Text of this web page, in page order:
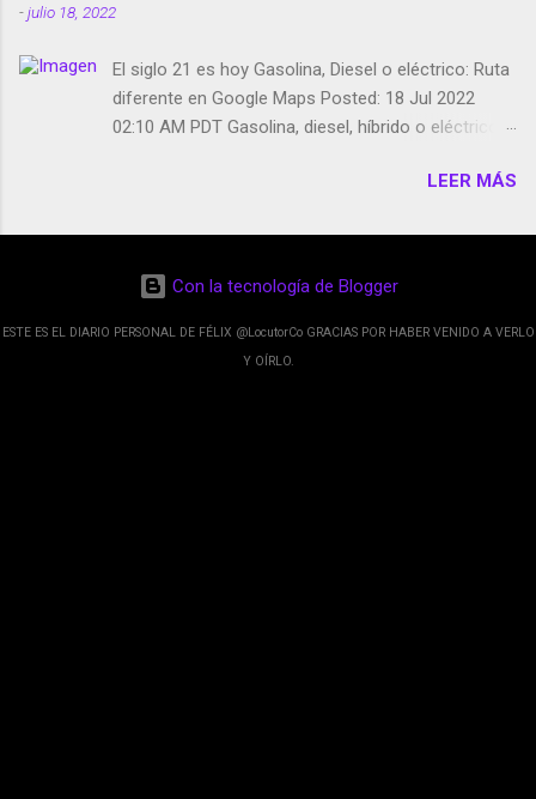
-julio 18, 2022
El siglo 21 es hoy Gasolina, Diesel o eléctrico: Ruta
diferente en Google Maps Posted: 18 Jul 2022
02:10 AM PDT Gasolina, diesel, híbrido o eléctrico:
de esos sentidos es lo que hacen los
desarrolladores de Alphabet, la compañía matriz
de Google; y por el otro lado tenemos el
crecimiento de Google Maps con lo que
informamos los usuarios reseñas del lugares
LEER MÁS
Con la tecnología de Blogger
ESTE ES EL DIARIO PERSONAL DE FÉLIX @LocutorCo GRACIAS POR HABER VENIDO A VERLO
Y OÍRLO.